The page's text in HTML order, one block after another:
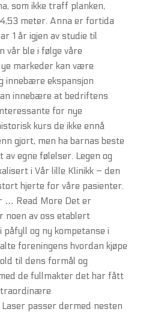
som ikke traff planken,
meter. Anna er fortida
1 år igjen av studie til
vår ble i følge våre
markeder kan være
innebære ekspansjon
innebære at bedriftens
for nye
kurs de ikke ennå
gjort, men ha barnas beste
av egne følelser. Legen og
i Vår lille Klinikk – den
hjerte for våre pasienter.
… Read More Det er
noen av oss etablert
påfyll og ny kompetanse i
foreningens hvordan kjøpe
til dens formål og
de fullmakter det har fått
passer dermed nesten